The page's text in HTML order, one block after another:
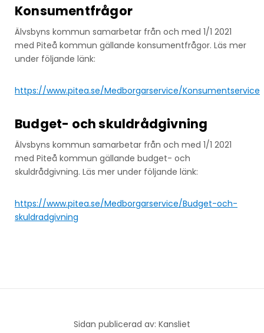
Konsumentfrågor
Älvsbyns kommun samarbetar från och med 1/1 2021
med Piteå kommun gällande konsumentfrågor. Läs mer
under följande länk:
https://www.pitea.se/Medborgarservice/Konsumentservice
Budget- och skuldrådgivning
Älvsbyns kommun samarbetar från och med 1/1 2021
med Piteå kommun gällande budget- och
skuldrådgivning. Läs mer under följande länk:
https://www.pitea.se/Medborgarservice/Budget-och-
skuldradgivning
Sidan publicerad av: Kansliet